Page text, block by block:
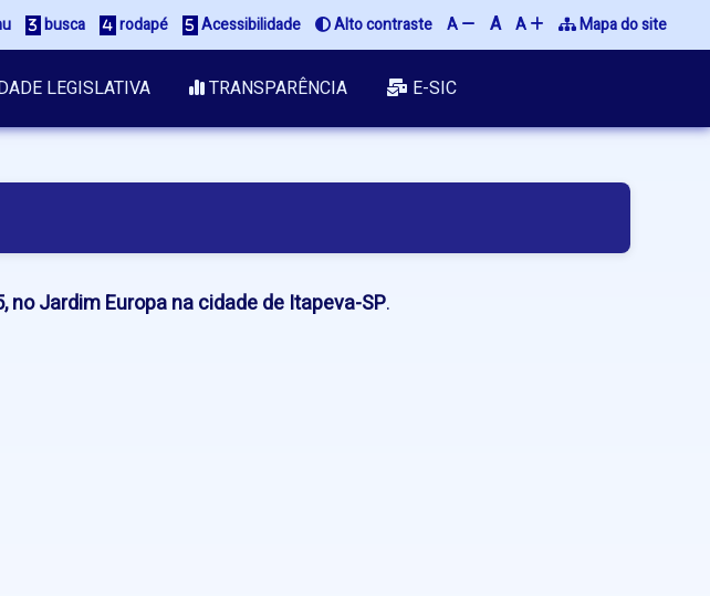
busca rodapé Acessibilidade Alto contraste A A A Mapa do site
LEGISLATIVA TRANSPARÊNCIA E-SIC
no Jardim Europa na cidade de Itapeva-SP.